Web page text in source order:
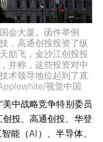
会大厦。函件举例
，高通创投投资了纵
励飞，金沙江创投投
并称，这些投资对中
术领导地位起到了直
视觉中国
美中战略竞争特别委员
投、高通创投、华登
能（AI）、半导体、